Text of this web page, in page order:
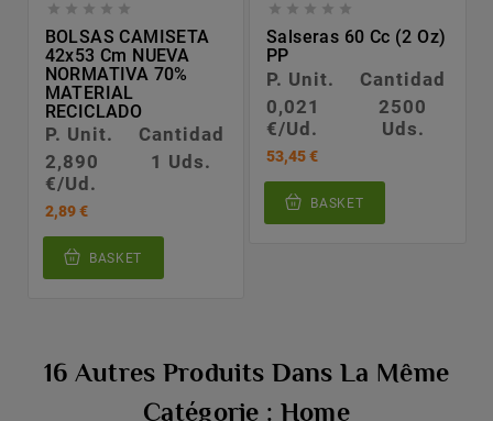
    
BOLSAS CAMISETA
42x53 Cm NUEVA
NORMATIVA 70%
MATERIAL
RECICLADO
P. Unit.
Cantidad
2,890
€/Ud.
1 Uds.
2,89 €
BASKET
    
Salseras 60 Cc (2 Oz)
PP
P. Unit.
Cantidad
0,021
€/Ud.
2500
Uds.
53,45 €
BASKET
16 Autres Produits Dans La Même